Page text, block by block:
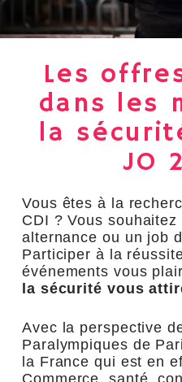
Les
dans les
la
JO
Vous êtes à la
CDI ? Vous
alternance ou un job
Participer à la
événements vous
la sécurité vous
Avec la perspective
Paralympiques de
la France qui est en
Commerce, santé,